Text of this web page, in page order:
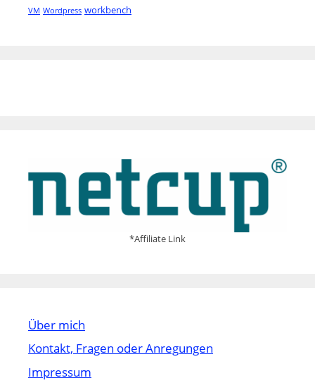
VM Wordpress workbench
*Affiliate Link
Über mich
Kontakt, Fragen oder Anregungen
Impressum